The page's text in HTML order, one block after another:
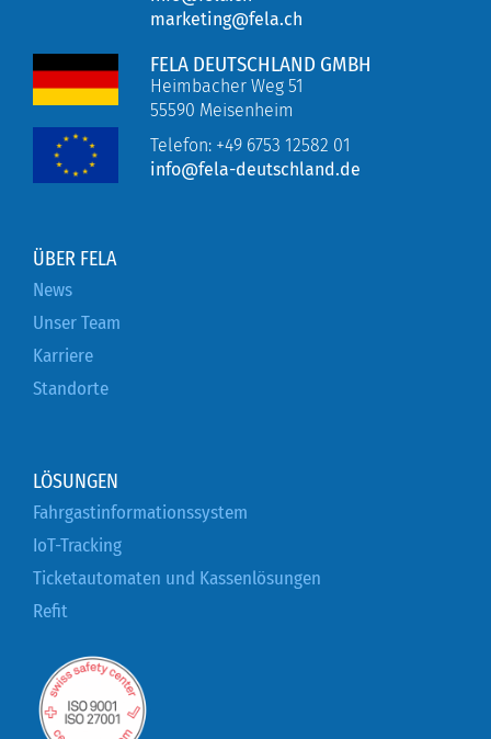
marketing@fela.ch
FELA DEUTSCHLAND GMBH
Heimbacher Weg 51
55590 Meisenheim
Telefon: +49 6753 12582 01
info@fela-deutschland.de
ÜBER FELA
News
Unser Team
Karriere
Standorte
LÖSUNGEN
Fahrgastinformationssystem
IoT-Tracking
Ticketautomaten und Kassenlösungen
Refit